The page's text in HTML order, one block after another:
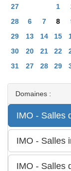
27
1
28
6 7 8
29
13 14 15
30
20 21 22
31
27 28 29
Domaines :